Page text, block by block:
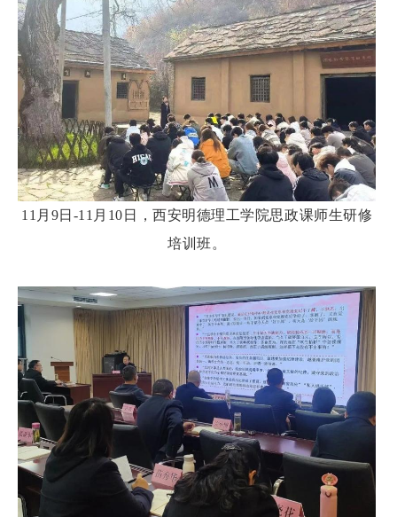
11月9日-11月10日，西安明德理工学院思政课师生研修
培训班。